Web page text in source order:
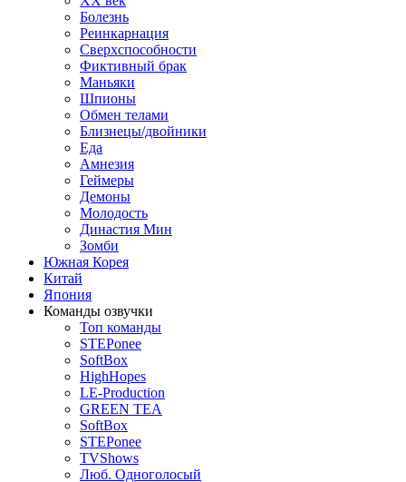
Болезнь
Реинкарнация
Сверхспособности
Фиктивный брак
Маньяки
Шпионы
Обмен телами
Близнецы/двойники
Еда
Амнезия
Геймеры
Демоны
Молодость
Династия Мин
Зомби
Южная Корея
Китай
Япония
Команды озвучки
Топ команды
STEPonee
SoftBox
HighHopes
LE-Production
GREEN TEA
SoftBox
STEPonee
TVShows
Люб. Одноголосый